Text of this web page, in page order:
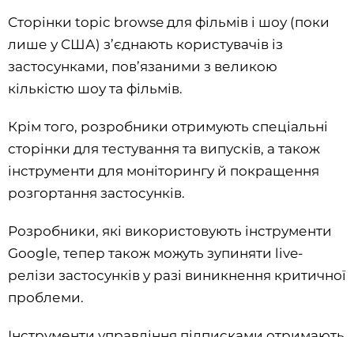
Сторінки topic browse для фільмів і шоу (поки
лише у США) з’єднають користувачів із
застосунками, пов’язаними з великою
кількістю шоу та фільмів.
Крім того, розробники отримують спеціальні
сторінки для тестування та випусків, а також
інструменти для моніторингу й покращення
розгортання застосунків.
Розробники, які використовують інструменти
Google, тепер також можуть зупиняти live-
релізи застосунків у разі виникнення критичної
проблеми.